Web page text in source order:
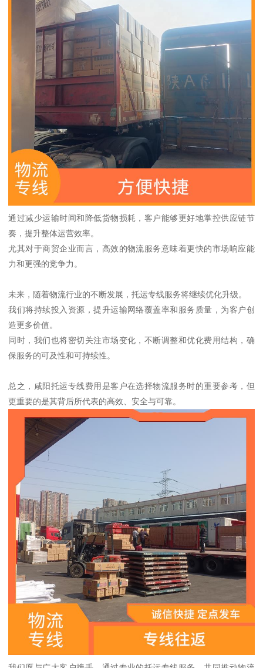
通过减少运输时间和降低货物损耗，客户能够更好地掌控供应链节
奏，提升整体运营效率。
尤其对于商贸企业而言，高效的物流服务意味着更快的市场响应能
力和更强的竞争力。
未来，随着物流行业的不断发展，托运专线服务将继续优化升级。
我们将持续投入资源，提升运输网络覆盖率和服务质量，为客户创
造更多价值。
同时，我们也将密切关注市场变化，不断调整和优化费用结构，确
保服务的可及性和可持续性。
总之，咸阳托运专线费用是客户在选择物流服务时的重要参考，但
更重要的是其背后所代表的高效、安全与可靠。